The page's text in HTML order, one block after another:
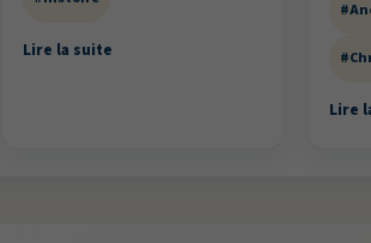
Lire la suite
Lire